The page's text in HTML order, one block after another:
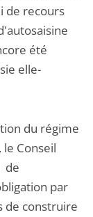
de recours
été
elle-
du régime
Conseil
de
par
de construire